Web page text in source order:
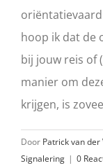
hoop ik dat de
bij jouw reis of
manier om
krijgen, is
Door Patrick van der
Signalering | 0